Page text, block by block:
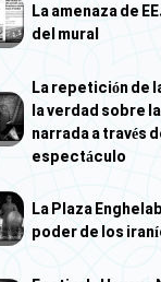
La amenaza de
del mural
La repetición de
la verdad sobre
narrada a través
espectáculo
La Plaza
poder de los